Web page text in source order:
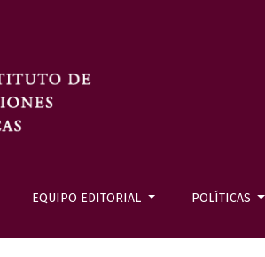
EQUIPO EDITORIAL POLÍTICAS